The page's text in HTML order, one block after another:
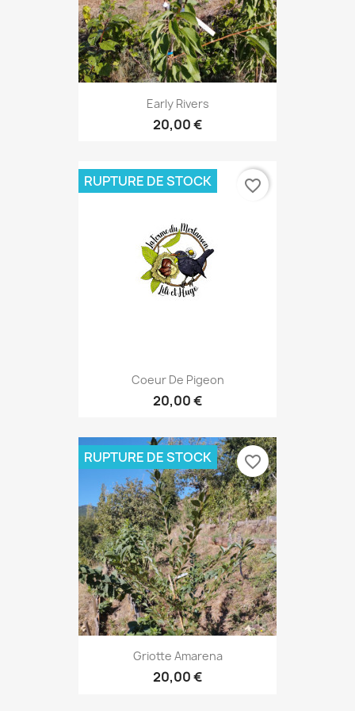
Early Rivers
20,00 €
Coeur De Pigeon
20,00 €
RUPTURE DE STOCK favorite_border
Griotte Amarena
20,00 €
RUPTURE DE STOCK favorite_border